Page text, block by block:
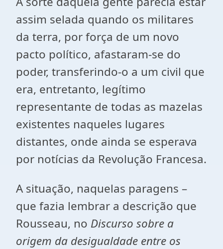
assim selada quando os militares
da terra, por força de um novo
pacto político, afastaram-se do
poder, transferindo-o a um civil que
era, entretanto, legítimo
representante de todas as mazelas
existentes naqueles lugares
distantes, onde ainda se esperava
por notícias da Revolução Francesa.
A situação, naquelas paragens –
que fazia lembrar a descrição que
Rousseau, no Discurso sobre a
origem da desigualdade entre os